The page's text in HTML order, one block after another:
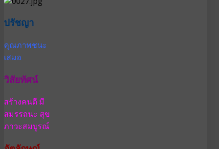
ปรัชญา
คุณภาพชนะ
เสมอ
วิสัยทัศน์
สร้างคนดี มี
สมรรถนะ สุข
ภาวะสมบูรณ์